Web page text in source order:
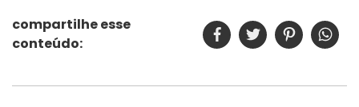
compartilhe esse
conteúdo: